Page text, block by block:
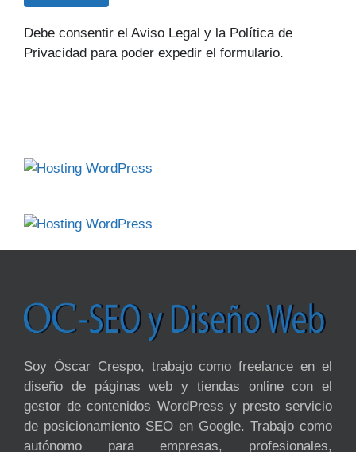
Debe consentir el Aviso Legal y la Política de
Privacidad para poder expedir el formulario.
Soy Óscar Crespo, trabajo como freelance en el
diseño de páginas web y tiendas online con el
gestor de contenidos WordPress y presto servicio
de posicionamiento SEO en Google. Trabajo como
autónomo para empresas, profesionales,